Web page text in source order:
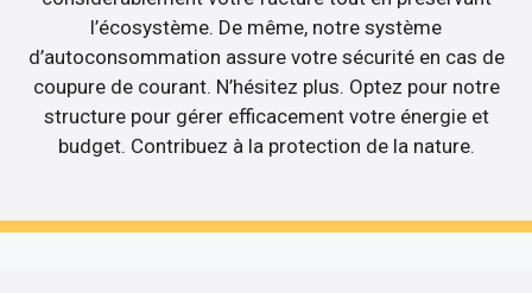
l’écosystème. De même, notre système
d’autoconsommation assure votre sécurité en cas de
coupure de courant. N’hésitez plus. Optez pour notre
structure pour gérer efficacement votre énergie et
budget. Contribuez à la protection de la nature.